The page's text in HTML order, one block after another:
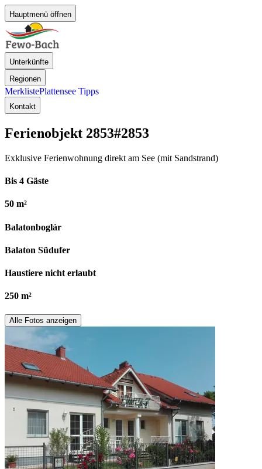
Hauptmenü öffnen
Unterkünfte
Regionen
MerklistePlattensee Tipps
Kontakt
Ferienobjekt 2853#2853
Exklusive Ferienwohnung direkt am See (mit Sandstrand)
Bis 4 Gäste
50 m²
Balatonboglár
Balaton Südufer
Haustiere nicht erlaubt
250 m²
Alle Fotos anzeigen